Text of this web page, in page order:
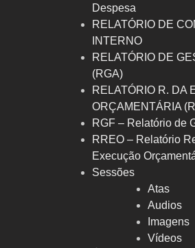
Despesa
RELATÓRIO DE
INTERNO
RELATÓRIO DE
(RGA)
RELATÓRIO R. DA
ORÇAMENTÁRIA
RGF – Relatório de
RREO – Relatório
Execução
Sessões
Atas
Audios
Imagens
Vídeos